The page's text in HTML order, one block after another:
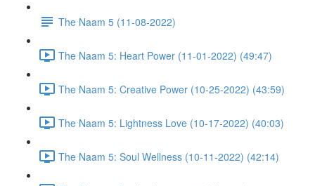
The Naam 5 (11-08-2022)
The Naam 5: Heart Power (11-01-2022) (49:47)
The Naam 5: Creative Power (10-25-2022) (43:59)
The Naam 5: Lightness Love (10-17-2022) (40:03)
The Naam 5: Soul Wellness (10-11-2022) (42:14)